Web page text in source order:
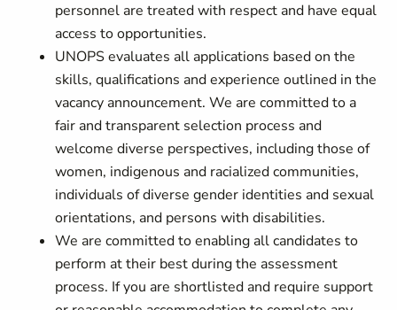
personnel are treated with respect and have equal
access to opportunities.
UNOPS evaluates all applications based on the
skills, qualifications and experience outlined in the
vacancy announcement. We are committed to a
fair and transparent selection process and
welcome diverse perspectives, including those of
women, indigenous and racialized communities,
individuals of diverse gender identities and sexual
orientations, and persons with disabilities.
We are committed to enabling all candidates to
perform at their best during the assessment
process. If you are shortlisted and require support